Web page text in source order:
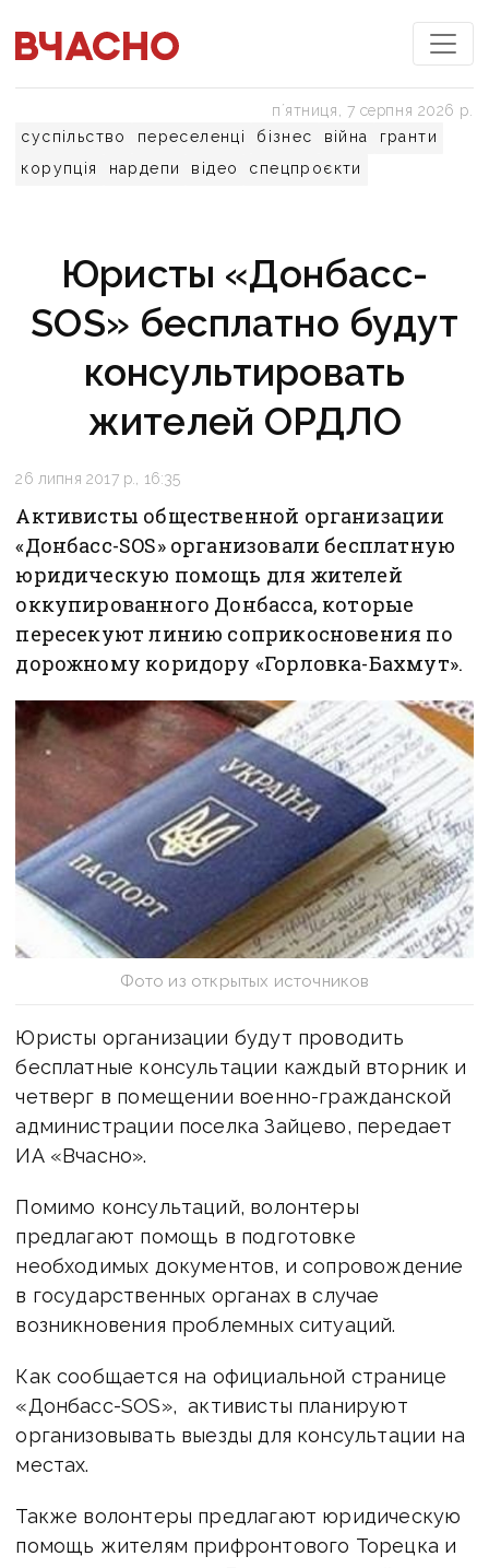
суспільство переселенці бізнес війна
гранти
корупція
нардепи відео спецпроєкти
пʼятниця, 7 серпня 2026 р.
Юристы «Донбасс-
SOS» бесплатно будут
консультировать
жителей ОРДЛО
26 липня 2017 р., 16:35
Активисты общественной организации
«Донбасс-SOS» организовали бесплатную
юридическую помощь для жителей
оккупированного Донбасса, которые
пересекуют линию соприкосновения по
дорожному коридору «Горловка-Бахмут».
Фото из открытых источников
Юристы организации будут проводить
бесплатные консультации каждый вторник и
четверг в помещении военно-гражданской
администрации поселка Зайцево, передает
ИА «Вчасно».
Помимо консультаций, волонтеры
предлагают помощь в подготовке
необходимых документов, и сопровождение
в государственных органах в случае
возникновения проблемных ситуаций.
Как сообщается на официальной странице
«Донбасс-SOS», активисты планируют
организовывать выезды для консультации на
местах.
Также волонтеры предлагают юридическую
помощь жителям прифронтового Торецка и